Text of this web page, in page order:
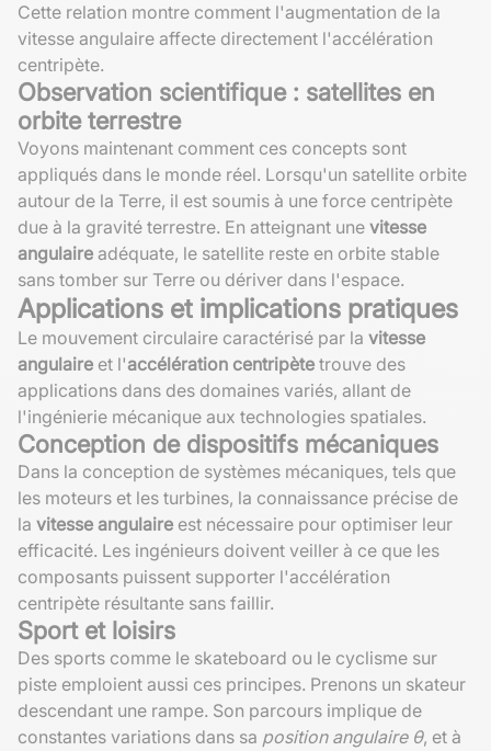
Cette relation montre comment l'augmentation de la
vitesse angulaire affecte directement l'accélération
centripète.
Observation scientifique : satellites en
orbite terrestre
Voyons maintenant comment ces concepts sont
appliqués dans le monde réel. Lorsqu'un satellite orbite
autour de la Terre, il est soumis à une force centripète
due à la gravité terrestre. En atteignant une vitesse
angulaire adéquate, le satellite reste en orbite stable
sans tomber sur Terre ou dériver dans l'espace.
Applications et implications pratiques
Le mouvement circulaire caractérisé par la vitesse
angulaire et l'accélération centripète trouve des
applications dans des domaines variés, allant de
l'ingénierie mécanique aux technologies spatiales.
Conception de dispositifs mécaniques
Dans la conception de systèmes mécaniques, tels que
les moteurs et les turbines, la connaissance précise de
la vitesse angulaire est nécessaire pour optimiser leur
efficacité. Les ingénieurs doivent veiller à ce que les
composants puissent supporter l'accélération
centripète résultante sans faillir.
Sport et loisirs
Des sports comme le skateboard ou le cyclisme sur
piste emploient aussi ces principes. Prenons un skateur
descendant une rampe. Son parcours implique de
constantes variations dans sa position angulaire θ, et à